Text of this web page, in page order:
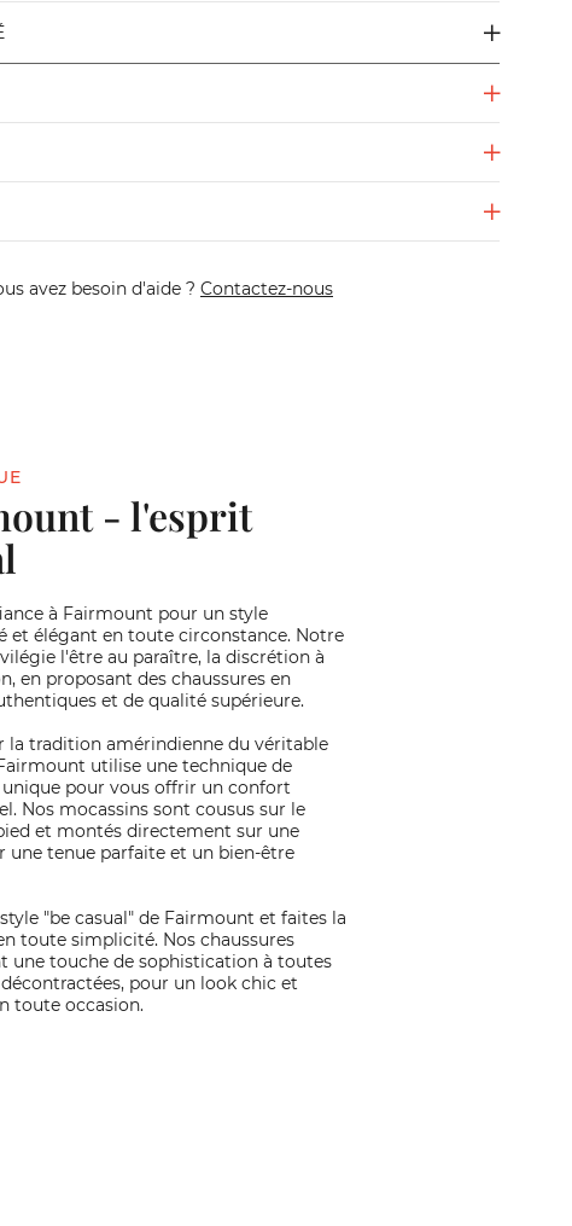
avez besoin d'aide ? Contactez-nous
- l'esprit
à Fairmount pour un style
et élégant en toute circonstance. Notre
l'être au paraître, la discrétion à
en proposant des chaussures en
et de qualité supérieure.
la tradition amérindienne du véritable
utilise une technique de
pour vous offrir un confort
Nos mocassins sont cousus sur le
et montés directement sur une
une tenue parfaite et un bien-être
"be casual" de Fairmount et faites la
toute simplicité. Nos chaussures
une touche de sophistication à toutes
pour un look chic et
toute occasion.